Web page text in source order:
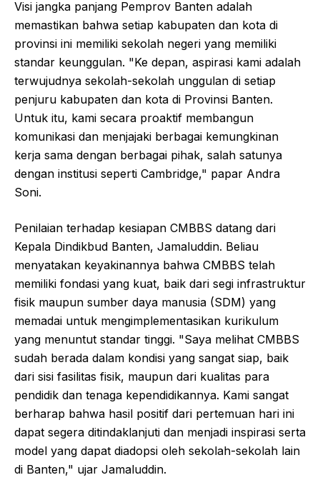
Visi jangka panjang Pemprov Banten adalah
memastikan bahwa setiap kabupaten dan kota di
provinsi ini memiliki sekolah negeri yang memiliki
standar keunggulan. "Ke depan, aspirasi kami adalah
terwujudnya sekolah-sekolah unggulan di setiap
penjuru kabupaten dan kota di Provinsi Banten.
Untuk itu, kami secara proaktif membangun
komunikasi dan menjajaki berbagai kemungkinan
kerja sama dengan berbagai pihak, salah satunya
dengan institusi seperti Cambridge," papar Andra
Soni.
Penilaian terhadap kesiapan CMBBS datang dari
Kepala Dindikbud Banten, Jamaluddin. Beliau
menyatakan keyakinannya bahwa CMBBS telah
memiliki fondasi yang kuat, baik dari segi infrastruktur
fisik maupun sumber daya manusia (SDM) yang
memadai untuk mengimplementasikan kurikulum
yang menuntut standar tinggi. "Saya melihat CMBBS
sudah berada dalam kondisi yang sangat siap, baik
dari sisi fasilitas fisik, maupun dari kualitas para
pendidik dan tenaga kependidikannya. Kami sangat
berharap bahwa hasil positif dari pertemuan hari ini
dapat segera ditindaklanjuti dan menjadi inspirasi serta
model yang dapat diadopsi oleh sekolah-sekolah lain
di Banten," ujar Jamaluddin.